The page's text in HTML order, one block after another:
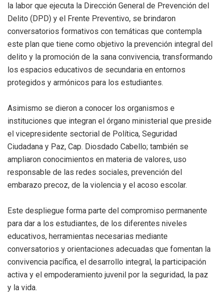
la labor que ejecuta la Dirección General de Prevención del
Delito (DPD) y el Frente Preventivo, se brindaron
conversatorios formativos con temáticas que contempla
este plan que tiene como objetivo la prevención integral del
delito y la promoción de la sana convivencia, transformando
los espacios educativos de secundaria en entornos
protegidos y armónicos para los estudiantes.
Asimismo se dieron a conocer los organismos e
instituciones que integran el órgano ministerial que preside
el vicepresidente sectorial de Política, Seguridad
Ciudadana y Paz, Cap. Diosdado Cabello; también se
ampliaron conocimientos en materia de valores, uso
responsable de las redes sociales, prevención del
embarazo precoz, de la violencia y el acoso escolar.
Este despliegue forma parte del compromiso permanente
para dar a los estudiantes, de los diferentes niveles
educativos, herramientas necesarias mediante
conversatorios y orientaciones adecuadas que fomentan la
convivencia pacífica, el desarrollo integral, la participación
activa y el empoderamiento juvenil por la seguridad, la paz
y la vida.